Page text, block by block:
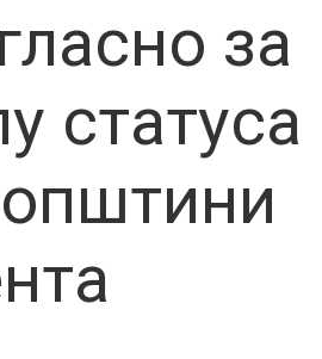
за
статуса